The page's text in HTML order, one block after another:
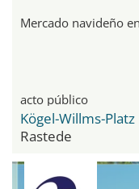
Mercado navideño
acto público
Kögel-Willms-Platz
Rastede